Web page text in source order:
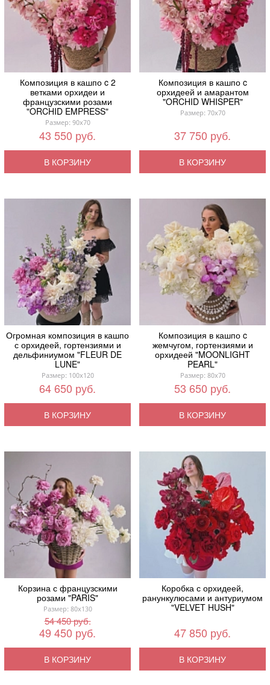
Композиция в кашпо c 2
ветками орхидеи и
французскими розами
"ORCHID EMPRESS"
Размер: 90x70
43 550 руб.
В КОРЗИНУ
Композиция в кашпо c
орхидеей и амарантом
"ORCHID WHISPER"
Размер: 70x70
37 750 руб.
В КОРЗИНУ
Огромная композиция в кашпо
с орхидеей, гортензиями и
дельфиниумом "FLEUR DE
LUNE"
Размер: 100x120
64 650 руб.
В КОРЗИНУ
Композиция в кашпо c
жемчугом, гортензиями и
орхидеей "MOONLIGHT
PEARL"
Размер: 80x70
53 650 руб.
В КОРЗИНУ
Корзина с французскими
розами "PARIS"
Размер: 80x130
54 450 руб.
49 450 руб.
В КОРЗИНУ
Коробка с орхидеей,
ранункулюсами и антуриумом
"VELVET HUSH"
47 850 руб.
В КОРЗИНУ